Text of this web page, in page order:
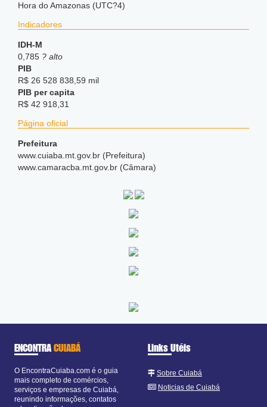
Hora do Amazonas (UTC?4)
Indicadores
IDH-M
0,785 ? alto
PIB
R$ 26 528 838,59 mil
PIB per capita
R$ 42 918,31
Página oficial
Prefeitura
www.cuiaba.mt.gov.br (Prefeitura)
www.camaracba.mt.gov.br (Câmara)
ENCONTRACUIABÁ
O EncontraCuiaba.com é o guia
mais completo de comércios,
serviços e empresas de Cuiabá,
reunindo informações, contatos
Links Utéis
Sobre Cuiabá
Noticias de Cuiabá